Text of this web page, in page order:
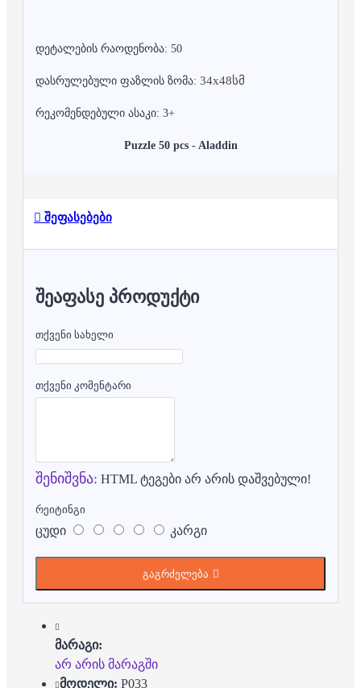
დეტალების რაოდენობა: 50
დასრულებული ფაზლის ზომა: 34x48სმ
რეკომენდებული ასაკი: 3+
Puzzle 50 pcs - Aladdin
შეფასებები
ᲨᲔᲐᲤᲐᲡᲔ ᲞᲠᲝᲓᲣᲥᲢᲘ
თქვენი სახელი
თქვენი კომენტარი
შენიშვნა: HTML ტეგები არ არის დაშვებული!
რეიტინგი
ცუდი კარგი
გაგრძელება
მარაგი:
არ არის მარაგში
მოდელი: P033